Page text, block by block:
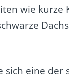
wie
eine